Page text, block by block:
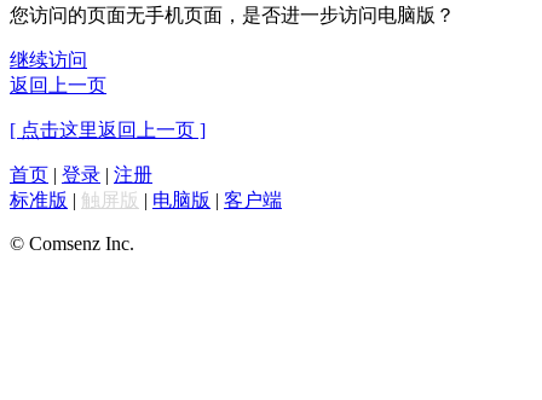
您访问的页面无手机页面，是否进一步访问电脑版？
继续访问
返回上一页
[ 点击这里返回上一页 ]
首页 | 登录 | 注册
标准版 | 触屏版 | 电脑版 | 客户端
© Comsenz Inc.